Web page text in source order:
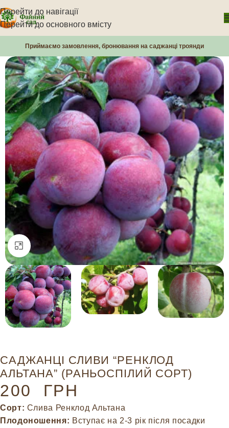
Перейти до навігації
Перейти до основного вмісту
Приймаємо замовлення, бронювання на саджанці троянди
Натисніть, щоб збільшити
САДЖАНЦІ СЛИВИ “РЕНКЛОД
АЛЬТАНА” (РАНЬОСПІЛИЙ СОРТ)
200 ГРН
Сорт: Слива Ренклод Альтана
Плодоношення: Вступає на 2-3 рік після посадки